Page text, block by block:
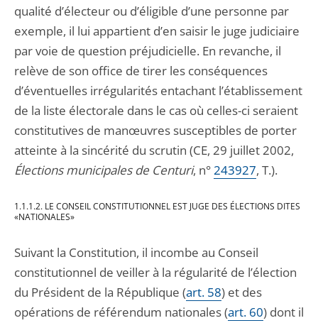
qualité d’électeur ou d’éligible d’une personne par
exemple, il lui appartient d’en saisir le juge judiciaire
par voie de question préjudicielle. En revanche, il
relève de son office de tirer les conséquences
d’éventuelles irrégularités entachant l’établissement
de la liste électorale dans le cas où celles-ci seraient
constitutives de manœuvres susceptibles de porter
atteinte à la sincérité du scrutin (CE, 29 juillet 2002,
Élections municipales de Centuri, n°243927, T.).
1.1.1.2. LE CONSEIL CONSTITUTIONNEL EST JUGE DES ÉLECTIONS DITES
«NATIONALES»
Suivant la Constitution, il incombe au Conseil
constitutionnel de veiller à la régularité de l’élection
du Président de la République (art. 58) et des
opérations de référendum nationales (art. 60) dont il